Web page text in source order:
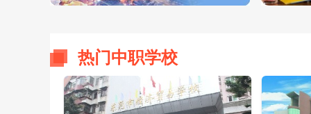
热门中职学校